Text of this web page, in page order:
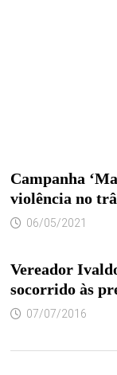
Campanha
violência no
06/05/2021
Vereador
socorrido às
07/07/2016